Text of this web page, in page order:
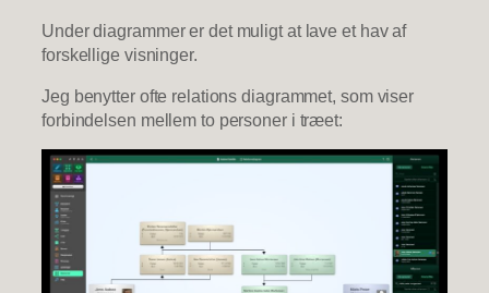
Under diagrammer er det muligt at lave et hav af
forskellige visninger.
Jeg benytter ofte relations diagrammet, som viser
forbindelsen mellem to personer i træet: